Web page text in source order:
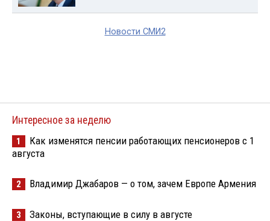
Новости СМИ2
Интересное за неделю
1
Как изменятся пенсии работающих пенсионеров с 1
августа
2 Владимир Джабаров — о том, зачем Европе Армения
3 Законы, вступающие в силу в августе